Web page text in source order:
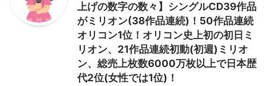
上げの数字の数々】シングルCD39作品
がミリオン(38作品連続)！50作品連続
オリコン1位！オリコン史上初の初日ミ
リオン、21作品連続初動(初週)ミリオ
ン、総売上枚数6000万枚以上で日本歴
代2位(女性では1位)！